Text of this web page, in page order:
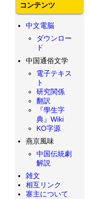
コンテンツ
中文電脳
ダウンロー
ド
中国通俗文学
電子テキス
ト
研究関係
翻訳
『學生字
典』Wiki
KO字源
燕京風味
中国伝統劇
解説
雑文
相互リンク
寨主について